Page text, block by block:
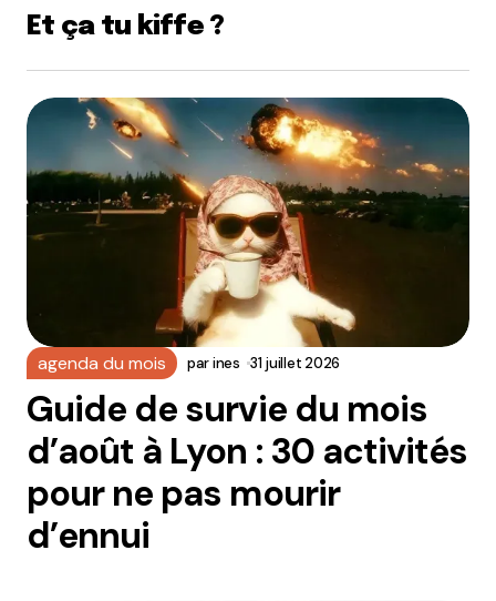
Et ça tu kiffe ?
agenda du mois parines 31 juillet 2026
Guide de survie du mois
d’août à Lyon : 30 activités
pour ne pas mourir
d’ennui